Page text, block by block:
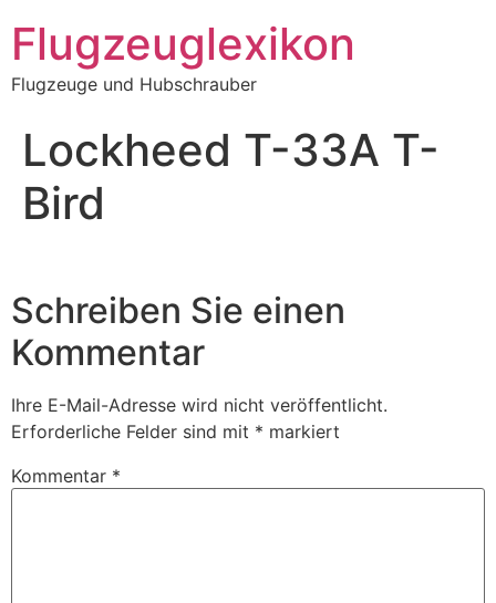
Inhalt
springen
Flugzeuglexikon
Flugzeuge und Hubschrauber
Lockheed T-33A T-
Bird
Schreiben Sie einen
Kommentar
Ihre E-Mail-Adresse wird nicht veröffentlicht.
Erforderliche Felder sind mit * markiert
Kommentar *